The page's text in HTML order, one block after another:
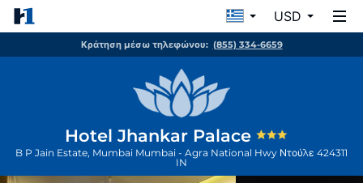
USD
Κράτηση μέσω τηλεφώνου: (855) 334-6659
Hotel Jhankar Palace
B P Jain Estate, Mumbai Mumbai - Agra National Hwy Ντούλε 424311
IN